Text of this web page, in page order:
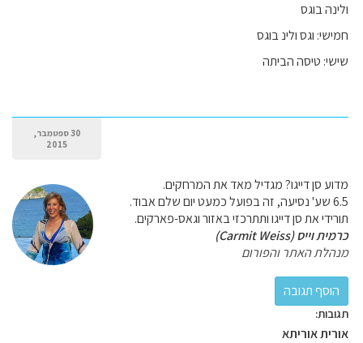
ולינה בוגס
חמישי: וגס ולינ בוגס
שישי: טיסה הביתה
30 ספטמבר,
2015
מדוע סן דייגו? מגדיל מאד את המרחקים.
6.5 שע' נסיעה, זה בפועל כמעט יום שלם אבוד.
תורידי את סן דייגו ותתרכזי באזור וגאס-פארקים.
כרמית וייס (Carmit Weiss)
מנהלת האתר והפורום
תגובות:
אורית אוריתא